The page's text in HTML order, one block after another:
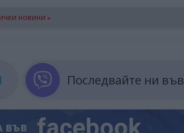
НОВИНИ »
Последвайте ни във
ВЪВ